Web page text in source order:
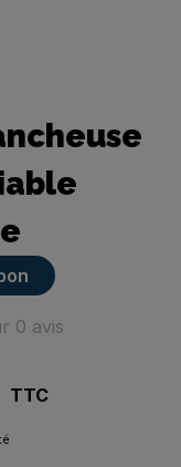
0 avis
TTC